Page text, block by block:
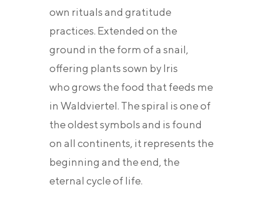
own rituals and gratitude
practices. Extended on the
ground in the form of a snail,
offering plants sown by Iris
who grows the food that feeds me
in Waldviertel. The spiral is one of
the oldest symbols and is found
on all continents, it represents the
beginning and the end, the
eternal cycle of life.